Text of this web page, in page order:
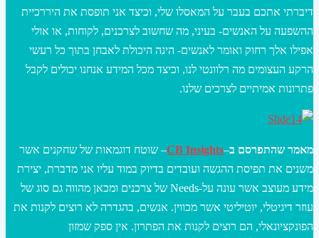
דיברתי אתכם בעבר על המאסלו שלי, וכיצד אני תופסת את היררכיית
ההשפעה על האנשים- בעיני, מה שחשוב לצרכנים, לקוחות, או אולי
אפילו אלך רחוק ואומר לאנשים- הינה היכולת לאבחן בתוך כל רעשי
הרקע העצומים מה רלוונטי לנו, וכיצד מכל המידע אנחנו יכולים לקבל
פתרונות אמיתיים לצרכים שלנו.
מאמר שהתפרסם ב–
CB Insights– שוטח דוגמאות של שחקנים אשר
משנים את תפיסת ההגשה ועובדים בדיוק במוד עליו אני מדברת, יצירת
מידע מעוצב אשר עונה על-Needs של צרכנים ומכאן מהווה גם סוג של
עוזר דיגיטלי, יוטיליטי אשר מכווין. אנשים, בהגדרה לא רוצים לקנות את
הפונקציונאלי, הם רוצים לקנות את הפתרון. אין ספק שמזון